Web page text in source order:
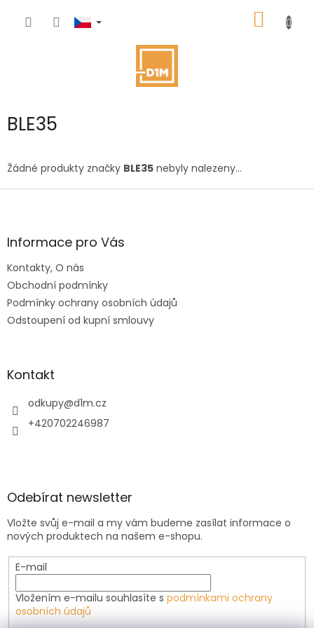
KOŠÍK
BLE35
Žádné produkty značky BLE35 nebyly nalezeny...
Z
aInformace pro Vás
Kontakty, O nás
Obchodní podmínky
Podmínky ochrany osobních údajů
Odstoupení od kupní smlouvy
Kontakt
odkupy@d1m.cz
+420702246987
Odebírat newsletter
Vložte svůj e-mail a my vám budeme zasílat informace o
nových produktech na našem e-shopu.
E-mail
Vložením e-mailu souhlasíte s podmínkami ochrany
osobních údajů